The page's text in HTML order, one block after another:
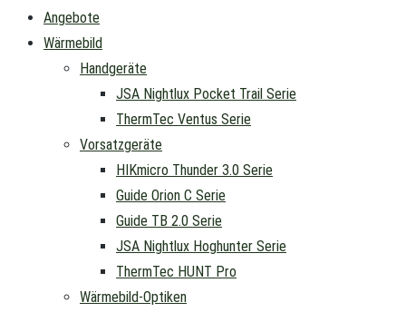
Angebote
Wärmebild
Handgeräte
JSA Nightlux Pocket Trail Serie
ThermTec Ventus Serie
Vorsatzgeräte
HIKmicro Thunder 3.0 Serie
Guide Orion C Serie
Guide TB 2.0 Serie
JSA Nightlux Hoghunter Serie
ThermTec HUNT Pro
Wärmebild-Optiken